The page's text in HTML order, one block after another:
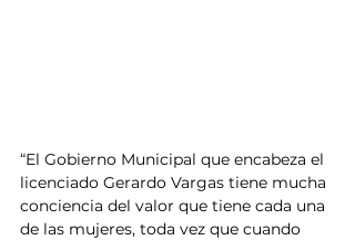
“El Gobierno Municipal que encabeza el
licenciado Gerardo Vargas tiene mucha
conciencia del valor que tiene cada una
de las mujeres, toda vez que cuando